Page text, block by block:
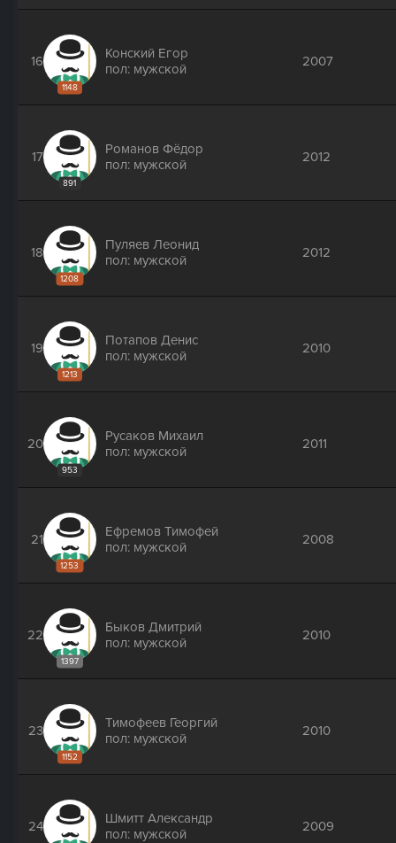
16
1148
Конский Егор
пол: мужской
2007
17
891
Романов Фёдор
пол: мужской
2012
18
1208
Пуляев Леонид
пол: мужской
2012
19
1213
Потапов Денис
пол: мужской
2010
20
953
Русаков Михаил
пол: мужской
2011
21
1253
Ефремов Тимофей
пол: мужской
2008
22
1397
Быков Дмитрий
пол: мужской
2010
23
1152
Тимофеев Георгий
пол: мужской
2010
24
Шмитт Александр
пол: мужской
2009